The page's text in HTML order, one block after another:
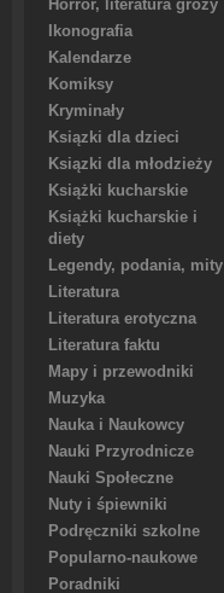
Horror, literatura grozy
Ikonografia
Kalendarze
Komiksy
Kryminały
Ksiązki dla dzieci
Ksiązki dla młodzieży
Książki kucharskie
Książki kucharskie i
diety
Legendy, podania, mity
Literatura
Literatura erotyczna
Literatura faktu
Mapy i przewodniki
Muzyka
Nauka i Naukowcy
Nauki Przyrodnicze
Nauki Społeczne
Nuty i śpiewniki
Podręczniki szkolne
Popularno-naukowe
Poradniki